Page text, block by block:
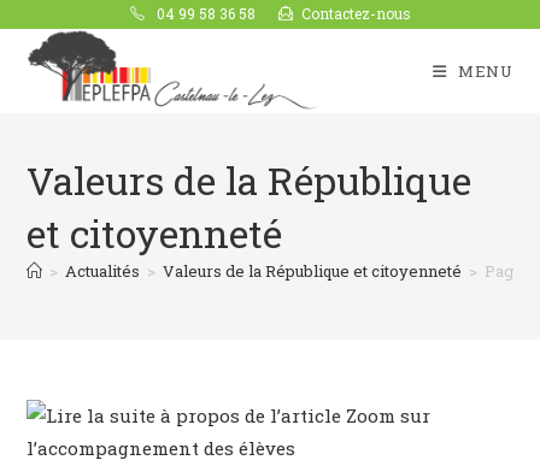
04 99 58 36 58 Contactez-nous
MENU
Valeurs de la République
et citoyenneté
> Actualités > Valeurs de la République et citoyenneté > Page